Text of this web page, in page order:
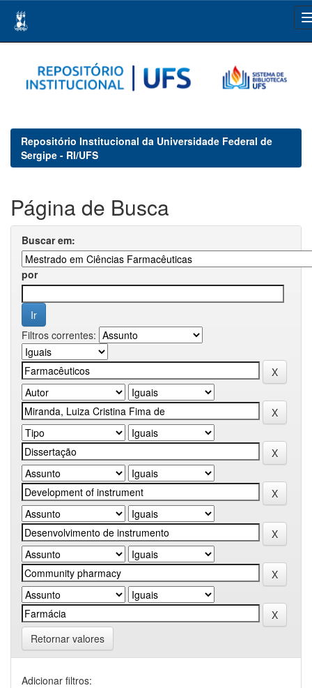
navigation
Repositório Institucional da Universidade Federal de
Sergipe - RI/UFS
Página de Busca
Buscar em:
por
Filtros correntes:
Retornar valores
Adicionar filtros: